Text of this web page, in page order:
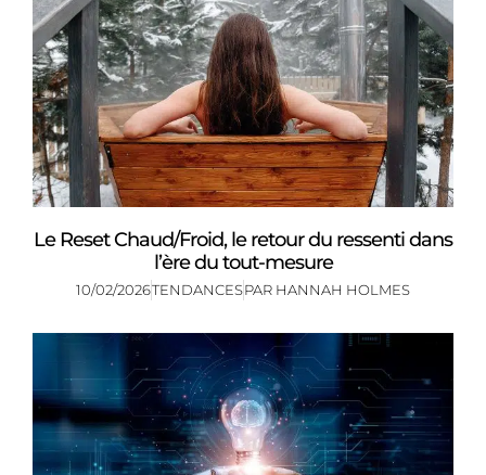
Le Reset Chaud/Froid, le retour du ressenti dans
l’ère du tout-mesure
10/02/2026TENDANCESPAR HANNAH HOLMES